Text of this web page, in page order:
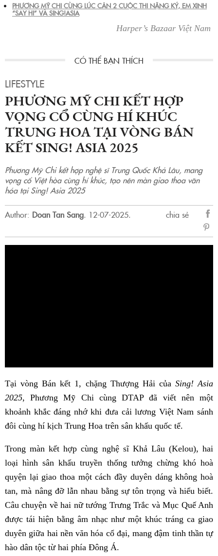
PHƯƠNG MỸ CHI CÙNG LÚC CÂN 2 CUỘC THI NẶNG KÝ, EM XINH
“SAY HI” VÀ SING!ASIA
Harper’s Bazaar Việt Nam
LIFESTYLE
PHƯƠNG MỸ CHI KẾT HỢP
VỌNG CỔ CÙNG HÍ KHÚC
TRUNG HOA TẠI VÒNG BÁN
KẾT SING! ASIA 2025
Phương Mỹ Chi kết hợp nghệ sĩ Trung Quốc Khả Lâu, mang
vọng cổ Việt hòa cùng hí khúc, tạo nên màn giao thoa văn
hóa tại Sing! Asia 2025
Author: Doan Tan Sang. 12-07-2025.
chia sẻ
sẻ
Tại vòng Bán kết 1, chặng Thượng Hải của Sing! Asia
2025, Phương Mỹ Chi cùng DTAP đã viết nên một
khoảnh khắc đáng nhớ khi đưa cải lương Việt Nam sánh
đôi cùng hí kịch Trung Hoa trên sân khấu quốc tế.
Trong màn kết hợp cùng nghệ sĩ Khả Lâu (Kelou), hai
loại hình sân khấu truyền thống tưởng chừng khó hoà
quyện lại giao thoa một cách đầy duyên dáng không hoà
tan, mà nâng đỡ lẫn nhau bằng sự tôn trọng và hiểu biết.
Câu chuyện về hai nữ tướng Trưng Trắc và Mục Quế Anh
được tái hiện bằng âm nhạc như một khúc tráng ca giao
duyên giữa hai nền văn hóa cổ đại, mang đậm tinh thần tự
hào dân tộc từ hai phía Đông Á.